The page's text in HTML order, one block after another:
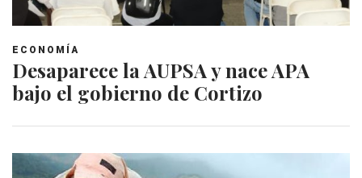
ECONOMÍA
Desaparece la AUPSA y nace APA
bajo el gobierno de Cortizo